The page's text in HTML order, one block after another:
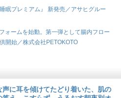
眠プレミアム』 新発売／アサヒグルー
ォームを始動。第一弾として腸内フロー
開始／株式会社PETOKOTO
声に耳を傾けてたどり着いた、肌の